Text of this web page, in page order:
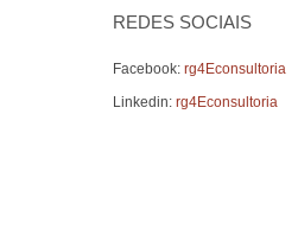
REDES SOCIAIS
Facebook: rg4Econsultoria
Linkedin: rg4Econsultoria